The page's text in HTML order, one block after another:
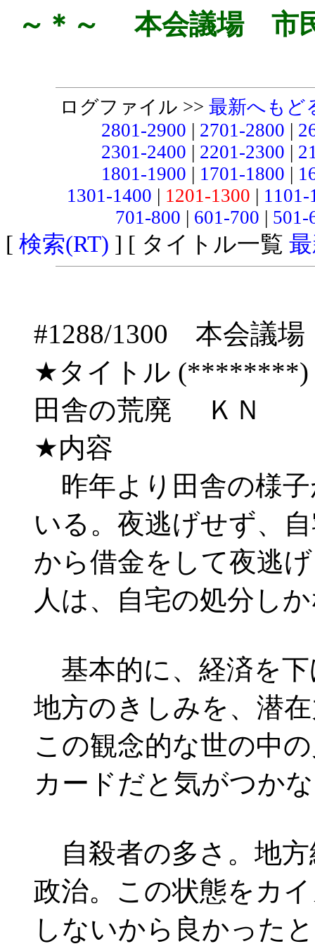
～＊～ 本会議場 市
ログファイル >> 最新へもど
2801-2900 | 2701-2800 |
2301-2400 | 2201-2300 |
1801-1900 | 1701-1800 |
1301-1400 | 1201-1300 |
701-800 | 601-700 |
[ 検索(RT) ] [ タイトル一覧
#1288/1300 本会議
★タイトル (********)
田舎の荒廃 ＫＮ
★内容
昨年より田舎の様子
いる。夜逃げせず、
から借金をして夜逃
人は、自宅の処分し
基本的に、経済を
地方のきしみを、潜
この観念的な世の中
カードだと気がつか
自殺者の多さ。地方
政治。この状態をカ
しないから良かった